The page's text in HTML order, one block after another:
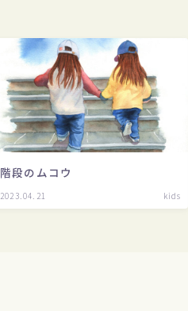
階段のムコウ
2023.04.21 kids